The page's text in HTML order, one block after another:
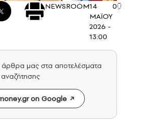
NEWSROOM14
ΜΑΪΟΥ
2026 -
13:00
0
άρθρα μας στα αποτελέσματα
αναζήτησης
on Google